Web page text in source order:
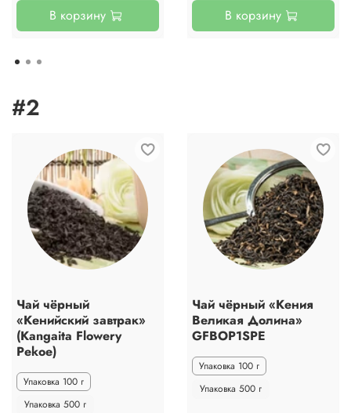
В корзину В корзину
#2
Чай чёрный
«Кенийский завтрак»
(Kangaita Flowery
Pekoe)
Упаковка 100 г
Упаковка 500 г
Чай чёрный «Кения
Великая Долина»
GFBOP1SPE
Упаковка 100 г
Упаковка 500 г